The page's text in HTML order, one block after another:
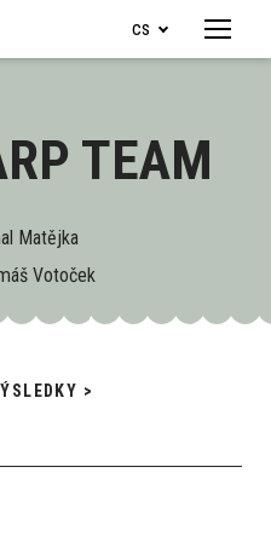
Menu
cs
TEAM
Matějka
Votoček
>